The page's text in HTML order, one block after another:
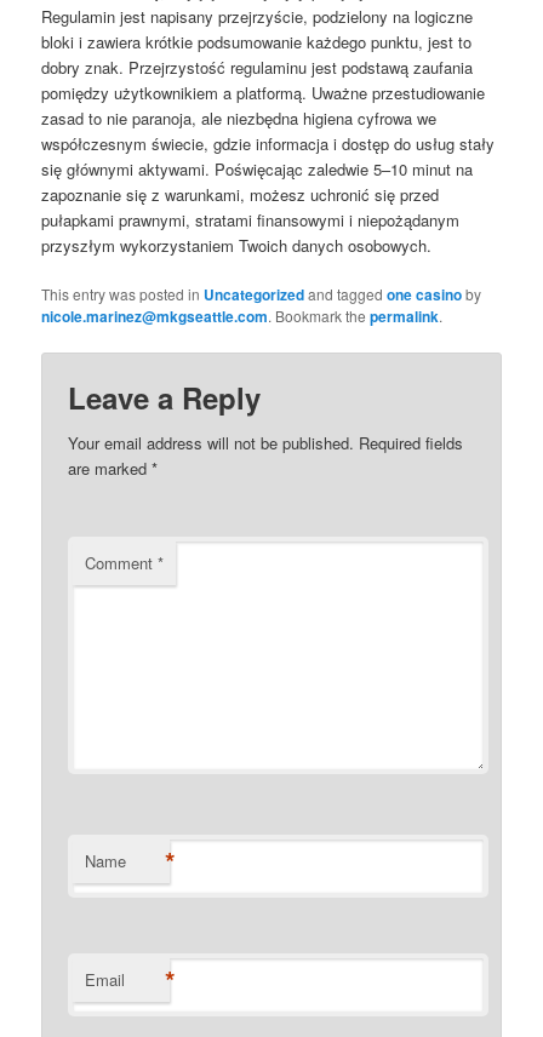
Regulamin jest napisany przejrzyście, podzielony na logiczne
bloki i zawiera krótkie podsumowanie każdego punktu, jest to
dobry znak. Przejrzystość regulaminu jest podstawą zaufania
pomiędzy użytkownikiem a platformą. Uważne przestudiowanie
zasad to nie paranoja, ale niezbędna higiena cyfrowa we
współczesnym świecie, gdzie informacja i dostęp do usług stały
się głównymi aktywami. Poświęcając zaledwie 5–10 minut na
zapoznanie się z warunkami, możesz uchronić się przed
pułapkami prawnymi, stratami finansowymi i niepożądanym
przyszłym wykorzystaniem Twoich danych osobowych.
This entry was posted in Uncategorizedand taggedone casinoby
nicole.marinez@mkgseattle.com. Bookmark thepermalink.
Leave a Reply
Your email address will not be published. Required fields
are marked*
Comment*
Name *
Email *